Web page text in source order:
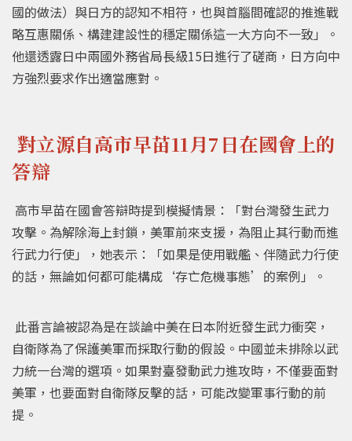
國的做法）與日方的認知不相符，也與首腦間確認的推進戰
略互惠關係、構建建設性的穩定關係這一大方向不一致」。
他還透露日中兩國外務省局長級15日進行了磋商，日方向中
方強烈要求作出適當應對。
對立源自高市早苗11月7日在國會上的
答辯
高市早苗在國會答辯時提到模擬情景：「對台灣發生武力
攻擊。為解除海上封鎖，美軍前來支援，為阻止其行動而進
行武力行使」，她表示：「如果是使用戰艦、伴隨武力行使
的話，無論如何都可能構成‘存亡危機事態’的案例」。
此番言論被認為是在談論中美在日本附近發生武力衝突，
自衛隊為了保護美軍而採取行動的假設。中國並未排除以武
力統一台灣的選項。如果對臺發動武力進攻時，不僅要面對
美軍，也要面對自衛隊反擊的話，可能改變軍事行動的前
提。